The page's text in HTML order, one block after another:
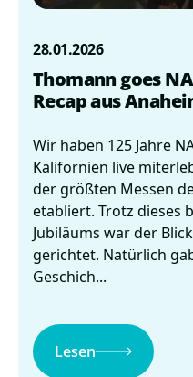
28.01.2026
Thomann goes
Recap aus
Wir haben 125 Jahre
Kalifornien live
der größten Messen
etabliert. Trotz dieses
Jubiläums war der
gerichtet. Natürlich
Geschich...
Lesen